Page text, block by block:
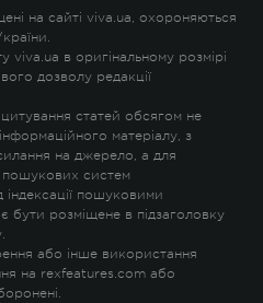
на сайті viva.ua, охороняються
viva.ua в оригінальному розмірі
дозволу редакції
статей обсягом не
матеріалу, з
на джерело, а для
пошукових систем
індексації пошуковими
бути розміщене в підзаголовку
або інше використання
на rexfeatures.com або